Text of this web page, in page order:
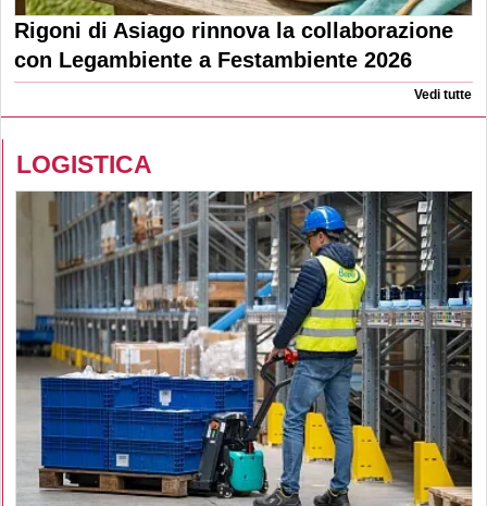
Rigoni di Asiago rinnova la collaborazione
con Legambiente a Festambiente 2026
Vedi tutte
LOGISTICA